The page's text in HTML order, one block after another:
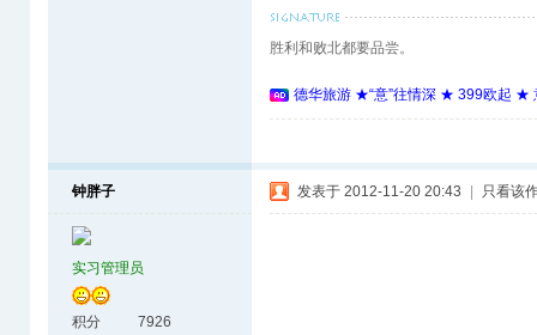
胜利和败北都要品尝。
德华旅游 ★“意”往情深 ★ 399欧起 ★
钟胖子
实习管理员
积分
7926
发表于 2012-11-20 20:43 只看该